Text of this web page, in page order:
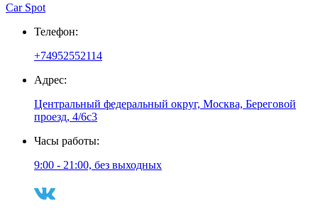
Car Spot
Телефон:
+74952552114
Адрес:
Центральный федеральный округ, Москва, Береговой
проезд, 4/6с3
Часы работы:
9:00 - 21:00, без выходных